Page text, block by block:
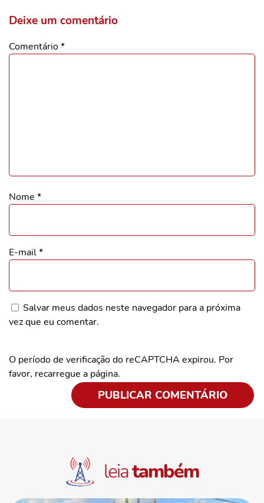
Deixe um comentário
Comentário*
Nome *
E-mail*
Salvar meus dados neste navegador para a próxima
vez que eu comentar.
O período de verificação do reCAPTCHA expirou. Por
favor, recarregue a página.
leiatambém